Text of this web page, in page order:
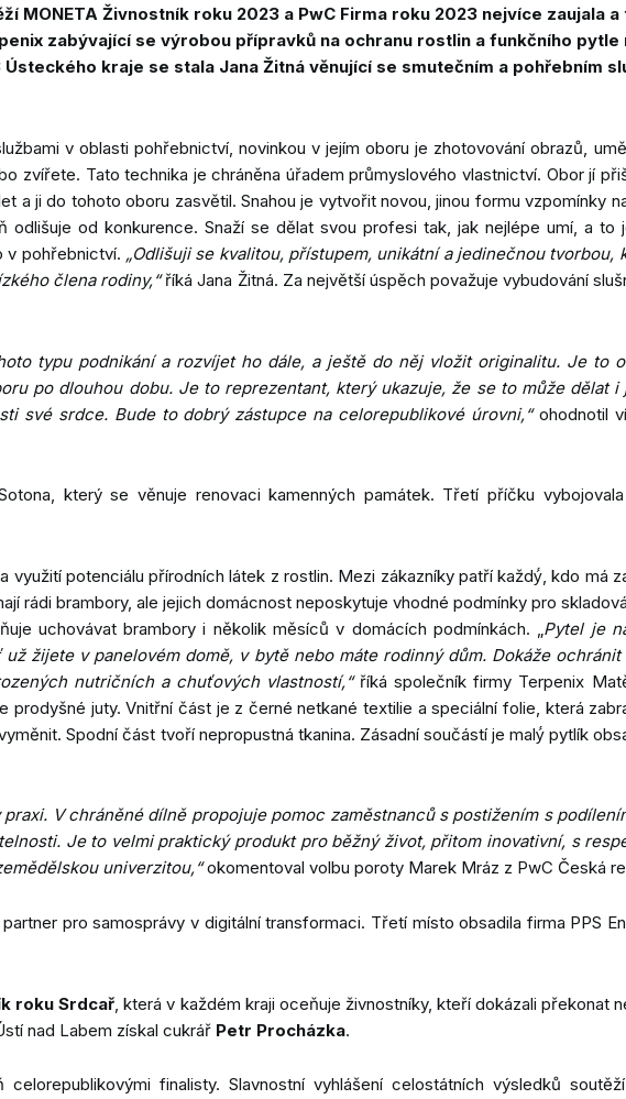
MONETA Živnostník roku 2023 a PwC Firma roku 2023 nejvíce zaujala
zabývající se výrobou přípravků na ochranu rostlin a funkčního pytle
kraje se stala Jana Žitná věnující se smutečním a pohřebním
v oblasti pohřebnictví, novinkou v jejím oboru je zhotovování obrazů,
zvířete. Tato technika je chráněna úřadem průmyslového vlastnictví. Obor jí
a ji do tohoto oboru zasvětil. Snahou je vytvořit novou, jinou formu vzpomínky
od konkurence. Snaží se dělat svou profesi tak, jak nejlépe umí, a to
v pohřebnictví. „Odlišuji se kvalitou, přístupem, unikátní a jedinečnou tvorbou,
člena rodiny,“říká Jana Žitná. Za největší úspěch považuje vybudování
typu podnikání a rozvíjet ho dále, a ještě do něj vložit originalitu. Je to
po dlouhou dobu. Je to reprezentant, který ukazuje, že se to může dělat i
své srdce. Bude to dobrý zástupce na celorepublikové úrovni,“ ohodnotil
který se věnuje renovaci kamenných památek. Třetí příčku
využití potenciálu přírodních látek z rostlin. Mezi zákazníky patří každý́, kdo má
rádi brambory, ale jejich domácnost neposkytuje vhodné podmínky pro
uchovávat brambory i několik měsíců v domácích podmínkách. „ Pytel je
žijete v panelovém domě, v bytě nebo máte rodinný dům. Dokáže
nutričních a chuťových vlastností,“říká společník firmy Terpenix
prodyšné juty. Vnitřní část je z černé netkané textilie a speciální folie, která
Spodní část tvoří nepropustná tkanina. Zásadní součástí je malý́ pytlík
V chráněné dílně propojuje pomoc zaměstnanců s postižením s
Je to velmi praktický produkt pro běžný život, přitom inovativní, s
univerzitou,“okomentoval volbu poroty Marek Mráz z PwC Česká
pro samosprávy v digitální transformaci. Třetí místo obsadila firma PPS
roku Srdcař , která v každém kraji oceňuje živnostníky, kteří dokázali překonat
nad Labem získal cukrář Petr Procházka.
finalisty. Slavnostní vyhlášení celostátních výsledků soutěží